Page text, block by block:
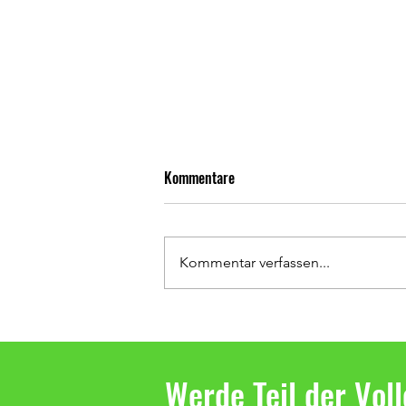
Regionsligameister!
Kommentare
Kommentar verfassen...
Werde Teil der